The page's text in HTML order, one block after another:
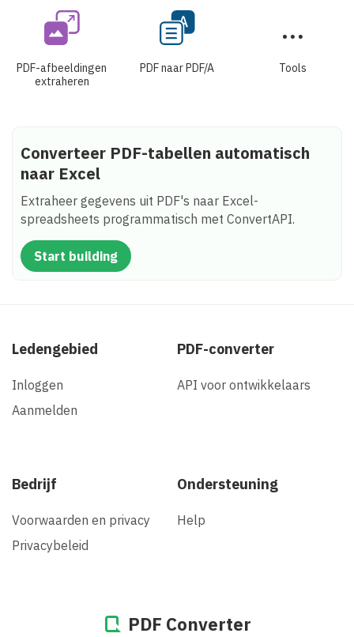
PDF-afbeeldingen
extraheren
PDF naar PDF/A Tools
Converteer PDF-tabellen automatisch
naar Excel
Extraheer gegevens uit PDF's naar Excel-
spreadsheets programmatisch met ConvertAPI.
Start building
Ledengebied
Inloggen
Aanmelden
PDF-converter
API voor ontwikkelaars
Bedrijf
Voorwaarden en privacy
Privacybeleid
Ondersteuning
Help
PDF Converter